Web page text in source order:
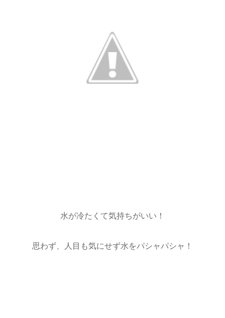
水が冷たくて気持ちがいい！
思わず、人目も気にせず水をパシャパシャ！